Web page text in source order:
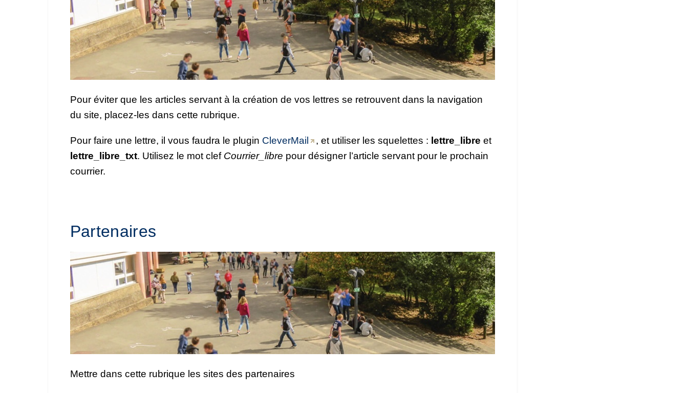
Pour éviter que les articles servant à la création de vos lettres se retrouvent dans la navigation
du site, placez-les dans cette rubrique.
Pour faire une lettre, il vous faudra le plugin CleverMail , et utiliser les squelettes : lettre_libre et
lettre_libre_txt. Utilisez le mot clef Courrier_libre pour désigner l’article servant pour le prochain
courrier.
Partenaires
Mettre dans cette rubrique les sites des partenaires